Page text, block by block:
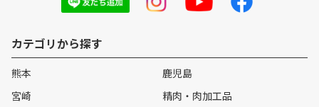
カテゴリから探す
熊本
鹿児島
宮崎
精肉・肉加工品